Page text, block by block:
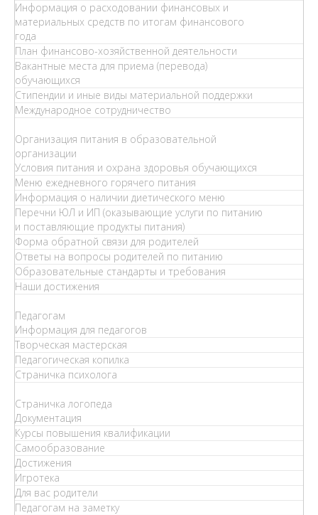
Информация о расходовании финансовых и
материальных средств по итогам финансового
года
План финансово-хозяйственной деятельности
Вакантные места для приема (перевода)
обучающихся
Стипендии и иные виды материальной поддержки
Международное сотрудничество
Организация питания в образовательной
организации
Условия питания и охрана здоровья обучающихся
Меню ежедневного горячего питания
Информация о наличии диетического меню
Перечни ЮЛ и ИП (оказывающие услуги по питанию
и поставляющие продукты питания)
Форма обратной связи для родителей
Ответы на вопросы родителей по питанию
Образовательные стандарты и требования
Наши достижения
Педагогам
Информация для педагогов
Творческая мастерская
Педагогическая копилка
Страничка психолога
Страничка логопеда
Документация
Курсы повышения квалификации
Самообразование
Достижения
Игротека
Для вас родители
Педагогам на заметку